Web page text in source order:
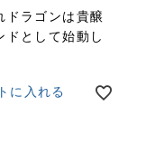
ドラゴンは貴醸
ドとして始動し
に入れる